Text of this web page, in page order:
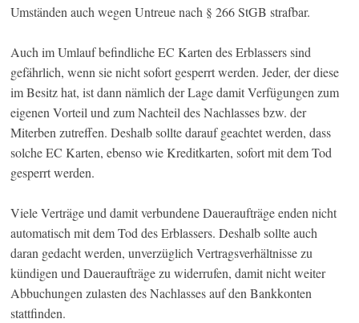
Umständen auch wegen Untreue nach § 266 StGB strafbar.
Auch im Umlauf befindliche EC Karten des Erblassers sind
gefährlich, wenn sie nicht sofort gesperrt werden. Jeder, der diese
im Besitz hat, ist dann nämlich der Lage damit Verfügungen zum
eigenen Vorteil und zum Nachteil des Nachlasses bzw. der
Miterben zutreffen. Deshalb sollte darauf geachtet werden, dass
solche EC Karten, ebenso wie Kreditkarten, sofort mit dem Tod
gesperrt werden.
Viele Verträge und damit verbundene Daueraufträge enden nicht
automatisch mit dem Tod des Erblassers. Deshalb sollte auch
daran gedacht werden, unverzüglich Vertragsverhältnisse zu
kündigen und Daueraufträge zu widerrufen, damit nicht weiter
Abbuchungen zulasten des Nachlasses auf den Bankkonten
stattfinden.